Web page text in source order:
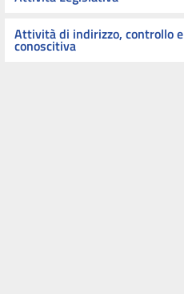
Attività di indirizzo, controllo e
conoscitiva